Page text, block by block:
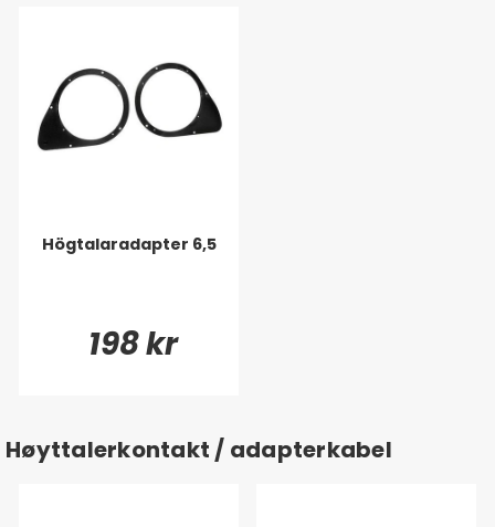
Högtalaradapter 6,5
198 kr
Høyttalerkontakt / adapterkabel